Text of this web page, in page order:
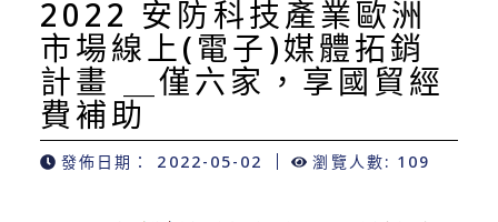
2022 安防科技產業歐洲
市場線上(電子)媒體拓銷
計畫 ＿僅六家，享國貿經
費補助
發佈日期： 2022-05-02 瀏覽人數: 109